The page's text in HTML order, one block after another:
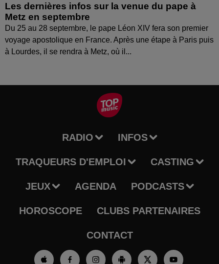
Les dernières infos sur la venue du pape à
Metz en septembre
Du 25 au 28 septembre, le pape Léon XIV fera son premier
voyage apostolique en France. Après une étape à Paris puis
à Lourdes, il se rendra à Metz, où il...
RADIO INFOS
TRAQUEURS D'EMPLOI CASTING
JEUX AGENDA PODCASTS
HOROSCOPE CLUBS PARTENAIRES
CONTACT